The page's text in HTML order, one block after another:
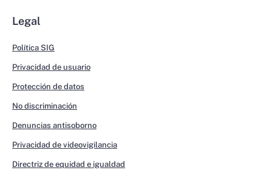
Legal
Política SIG
Privacidad de usuario
Protección de datos
No discriminación
Denuncias antisoborno
Privacidad de videovigilancia
Directriz de equidad e igualdad